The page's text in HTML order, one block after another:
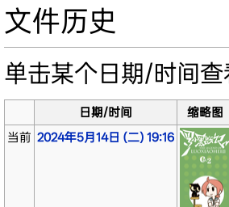
文件历史
单击某个日期/时间
日期/时间
缩略图
当前 2024年5月14日 (二) 19:16